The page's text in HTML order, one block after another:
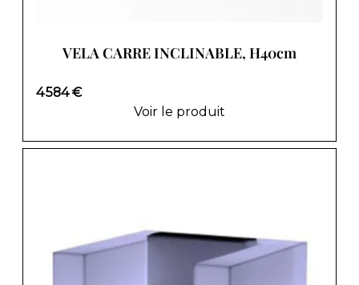
VELA CARRE INCLINABLE, H40cm
4 584 €
Voir le produit